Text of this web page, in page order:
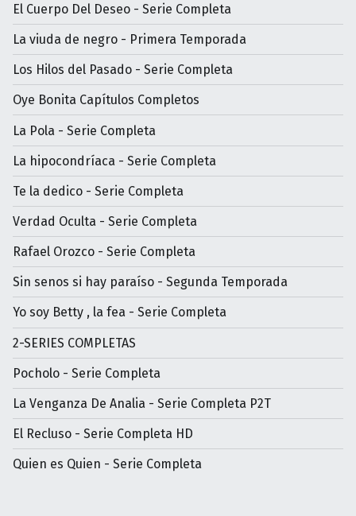
El Cuerpo Del Deseo - Serie Completa
La viuda de negro - Primera Temporada
Los Hilos del Pasado - Serie Completa
Oye Bonita Capítulos Completos
La Pola - Serie Completa
La hipocondríaca - Serie Completa
Te la dedico - Serie Completa
Verdad Oculta - Serie Completa
Rafael Orozco - Serie Completa
Sin senos si hay paraíso - Segunda Temporada
Yo soy Betty , la fea - Serie Completa
2-SERIES COMPLETAS
Pocholo - Serie Completa
La Venganza De Analia - Serie Completa P2T
El Recluso - Serie Completa HD
Quien es Quien - Serie Completa